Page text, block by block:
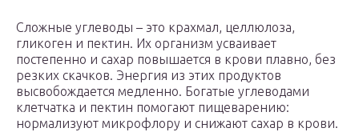
Сложные углеводы – это крахмал, целлюлоза,
гликоген и пектин. Их организм усваивает
постепенно и сахар повышается в крови плавно, без
резких скачков. Энергия из этих продуктов
высвобождается медленно. Богатые углеводами
клетчатка и пектин помогают пищеварению:
нормализуют микрофлору и снижают сахар в крови.